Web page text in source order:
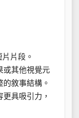
片段。
或其他視覺元
敘事結構。
具吸引力，